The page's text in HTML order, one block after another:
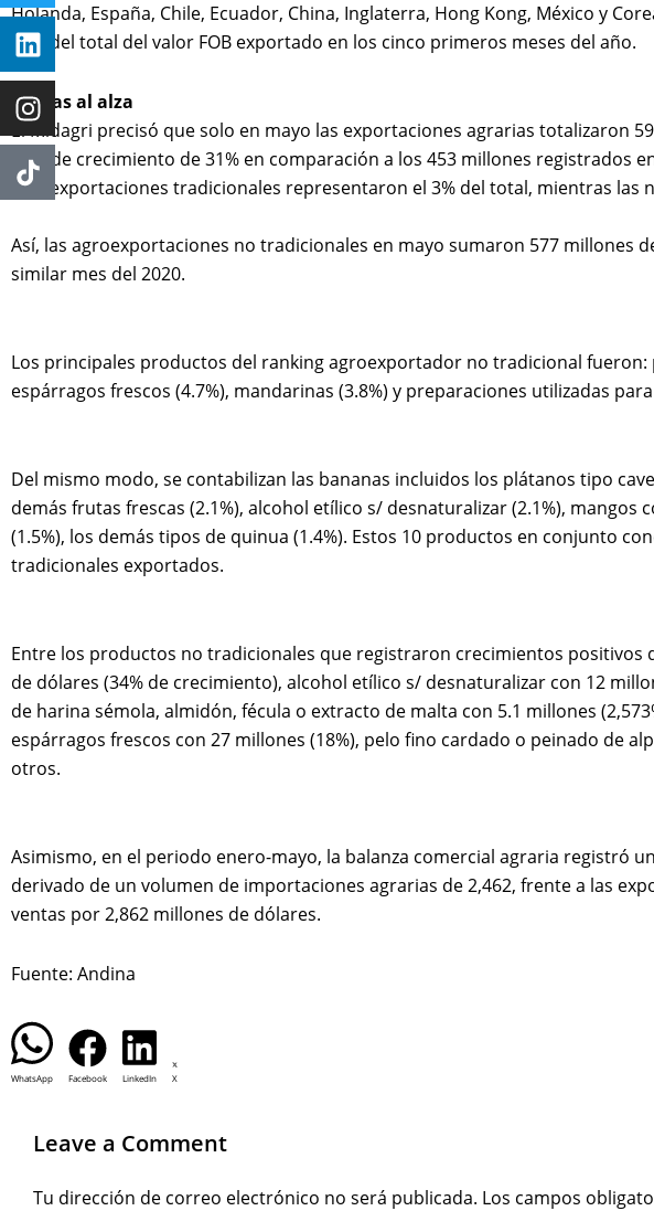
Holanda, España, Chile, Ecuador, China, Inglaterra, Hong Kong, México y
76% del total del valor FOB exportado en los cinco primeros meses del año.
Ventas al alza
El Midagri precisó que solo en mayo las exportaciones agrarias totalizaron
tasa de crecimiento de 31% en comparación a los 453 millones registrados
agroexportaciones tradicionales representaron el 3% del total, mientras las
Así, las agroexportaciones no tradicionales en mayo sumaron 577 millones
similar mes del 2020.
Los principales productos del ranking agroexportador no tradicional fueron:
espárragos frescos (4.7%), mandarinas (3.8%) y preparaciones utilizadas
Del mismo modo, se contabilizan las bananas incluidos los plátanos tipo
demás frutas frescas (2.1%), alcohol etílico s/ desnaturalizar (2.1%), mangos
(1.5%), los demás tipos de quinua (1.4%). Estos 10 productos en conjunto
tradicionales exportados.
Entre los productos no tradicionales que registraron crecimientos positivos
de dólares (34% de crecimiento), alcohol etílico s/ desnaturalizar con 12
de harina sémola, almidón, fécula o extracto de malta con 5.1 millones
espárragos frescos con 27 millones (18%), pelo fino cardado o peinado de
otros.
Asimismo, en el periodo enero-mayo, la balanza comercial agraria registró
derivado de un volumen de importaciones agrarias de 2,462, frente a las
ventas por 2,862 millones de dólares.
Fuente: Andina
WhatsApp Facebook LinkedIn X
Leave a Comment
Tu dirección de correo electrónico no será publicada. Los campos